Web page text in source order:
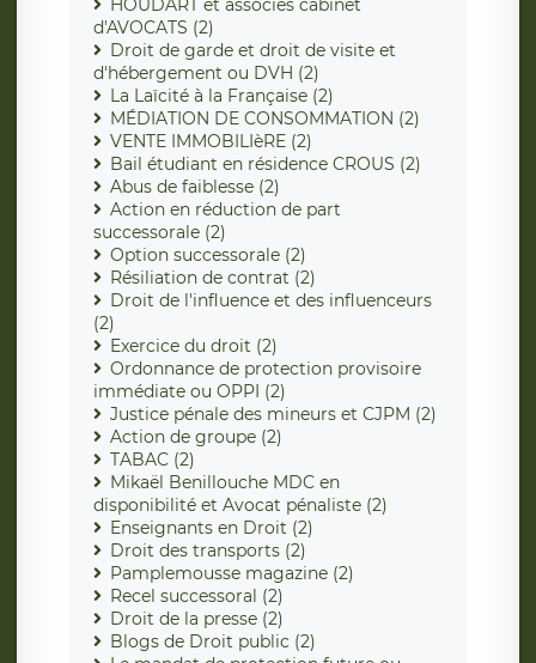
HOUDART et associés cabinet
d'AVOCATS (2)
Droit de garde et droit de visite et
d'hébergement ou DVH (2)
La Laïcité à la Française (2)
MÉDIATION DE CONSOMMATION (2)
VENTE IMMOBILIèRE (2)
Bail étudiant en résidence CROUS (2)
Abus de faiblesse (2)
Action en réduction de part
successorale (2)
Option successorale (2)
Résiliation de contrat (2)
Droit de l'influence et des influenceurs
(2)
Exercice du droit (2)
Ordonnance de protection provisoire
immédiate ou OPPI (2)
Justice pénale des mineurs et CJPM (2)
Action de groupe (2)
TABAC (2)
Mikaël Benillouche MDC en
disponibilité et Avocat pénaliste (2)
Enseignants en Droit (2)
Droit des transports (2)
Pamplemousse magazine (2)
Recel successoral (2)
Droit de la presse (2)
Blogs de Droit public (2)